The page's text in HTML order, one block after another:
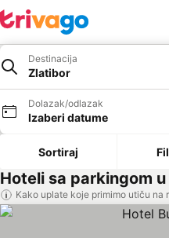
Destinacija
Zlatibor
Dolazak/odlazak
Izaberi datume
Sortiraj
Hoteli sa parkingom
Kako uplate koje primimo utiču na